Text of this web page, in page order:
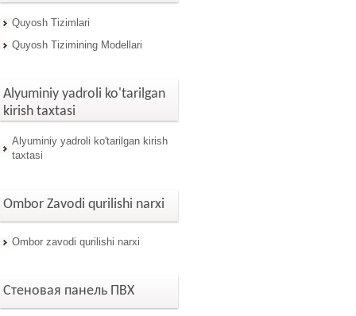
Quyosh Tizimlari
Quyosh Tizimining Modellari
Alyuminiy yadroli ko'tarilgan
kirish taxtasi
Alyuminiy yadroli ko'tarilgan kirish
taxtasi
Ombor Zavodi qurilishi narxi
Ombor zavodi qurilishi narxi
Стеновая панель ПВХ